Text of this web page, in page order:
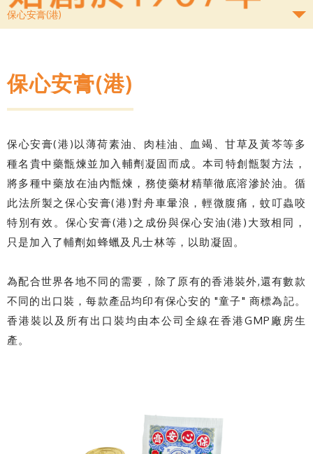
保心安膏(港)
保心安膏(港)
保心安膏(港)以薄荷素油、肉桂油、血竭、甘草及黃芩等多
種名貴中藥甑煉並加入輔劑凝固而成。本司特創甑製方法，
將多種中藥放在油內甑煉，務使藥材精華徹底溶滲於油。循
此法所製之保心安膏(港)對舟車暈浪，輕微腹痛，蚊叮蟲咬
特別有效。保心安膏(港)之成份與保心安油(港)大致相同，
只是加入了輔劑如蜂蠟及凡士林等，以助凝固。
為配合世界各地不同的需要，除了原有的香港裝外,還有數款
不同的出口裝，每款產品均印有保心安的 "童子" 商標為記。
香港裝以及所有出口裝均由本公司全線在香港GMP廠房生
產。